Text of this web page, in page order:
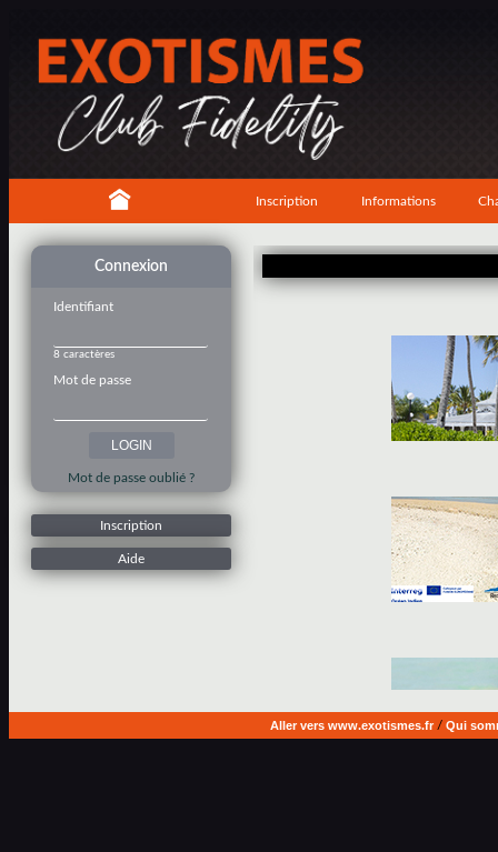
Inscription Informations
Connexion
Identifiant
8 caractères
Mot de passe
Mot de passe oublié ?
Inscription
Aide
Aller vers www.exotismes.fr/ Qui